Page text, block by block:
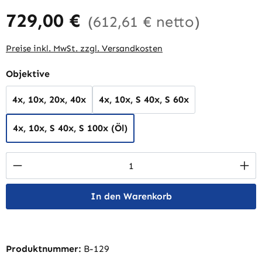
729,00 € (612,61 € netto)
Preise inkl. MwSt. zzgl. Versandkosten
Objektiveauswählen
4x, 10x, 20x, 40x 4x, 10x, S 40x, S 60x
4x, 10x, S 40x, S 100x (Öl)
Produkt Anzahl: Gib den gewünschten
In den Warenkorb
Produktnummer: B-129